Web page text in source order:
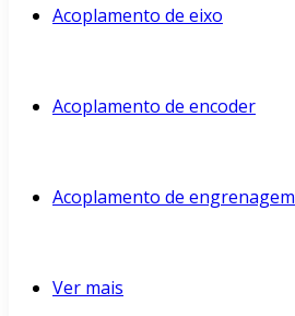
Acoplamento de eixo
Acoplamento de encoder
Acoplamento de engrenagem
Ver mais